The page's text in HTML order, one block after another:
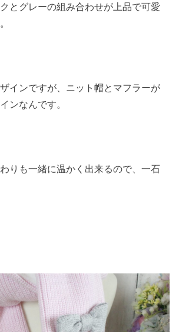
とグレーの組み合わせが上品で可愛
インですが、ニット帽とマフラーが
ンなんです。
りも一緒に温かく出来るので、一石